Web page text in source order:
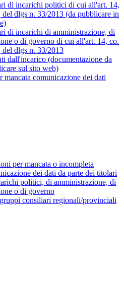
di incarichi politici di cui all'art. 14,
del dlgs n. 33/2013 (da pubblicare in
di incarichi di amministrazione, di
o di governo di cui all'art. 14, co.
del dlgs n. 33/2013
dall'incarico (documentazione da
sul sito web)
mancata comunicazione dei dati
per mancata o incompleta
dei dati da parte dei titolari
politici, di amministrazione, di
o di governo
consiliari regionali/provinciali